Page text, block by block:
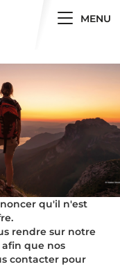
Toggle
MENU
qu'il n'est
rendre sur notre
que nos
contacter pour